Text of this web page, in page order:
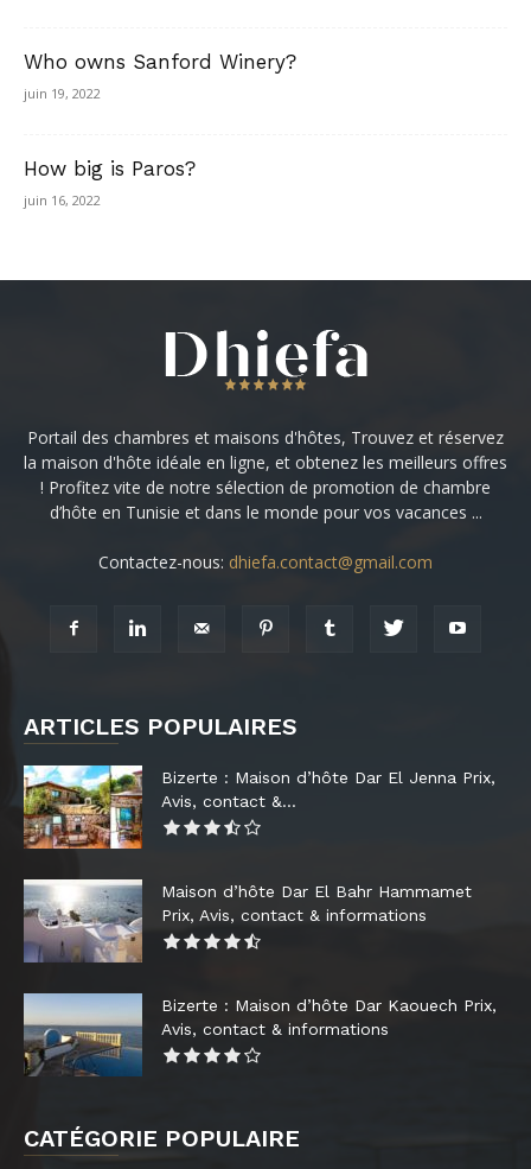
Who owns Sanford Winery?
juin 19, 2022
How big is Paros?
juin 16, 2022
Portail des chambres et maisons d'hôtes, Trouvez et réservez
la maison d'hôte idéale en ligne, et obtenez les meilleurs offres
! Profitez vite de notre sélection de promotion de chambre
d’hôte en Tunisie et dans le monde pour vos vacances ...
Contactez-nous: dhiefa.contact@gmail.com
ARTICLES POPULAIRES
Bizerte : Maison d’hôte Dar El Jenna Prix,
Avis, contact &...
Maison d’hôte Dar El Bahr Hammamet
Prix, Avis, contact & informations
Bizerte : Maison d’hôte Dar Kaouech Prix,
Avis, contact & informations
CATÉGORIE POPULAIRE